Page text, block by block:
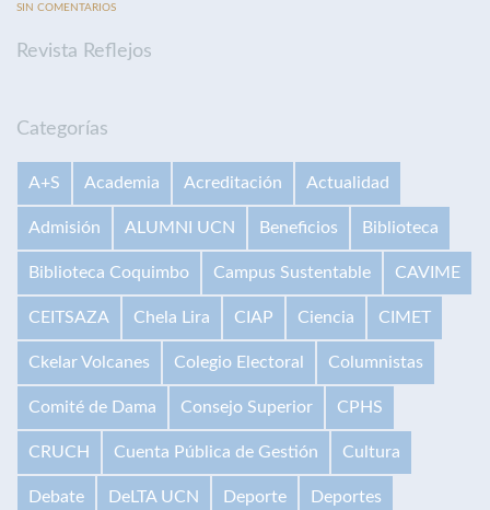
SIN COMENTARIOS
Revista Reflejos
Categorías
A+S Academia Acreditación Actualidad
Admisión ALUMNI UCN Beneficios Biblioteca
Biblioteca Coquimbo Campus Sustentable CAVIME
CEITSAZA Chela Lira CIAP Ciencia CIMET
Ckelar Volcanes Colegio Electoral Columnistas
Comité de Dama Consejo Superior CPHS
CRUCH Cuenta Pública de Gestión Cultura
Debate DeLTA UCN Deporte Deportes